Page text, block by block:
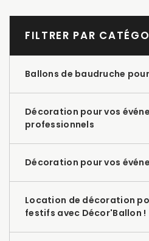
FILTRER PAR
Ballons de baudruche
Décoration pour vos
professionnels
Décoration pour vos
Location de décoration
festifs avec Décor'Ballon !